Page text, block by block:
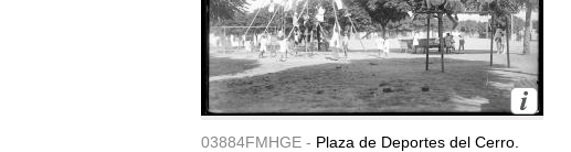
03884FMHGE - Plaza de Deportes del Cerro.